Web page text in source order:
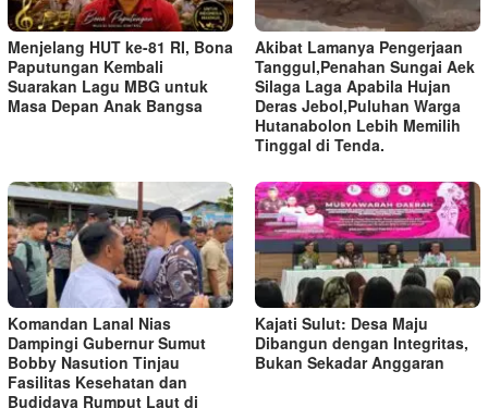
Menjelang HUT ke-81 RI, Bona
Paputungan Kembali
Suarakan Lagu MBG untuk
Masa Depan Anak Bangsa
Akibat Lamanya Pengerjaan
Tanggul,Penahan Sungai Aek
Silaga Laga Apabila Hujan
Deras Jebol,Puluhan Warga
Hutanabolon Lebih Memilih
Tinggal di Tenda.
Komandan Lanal Nias
Dampingi Gubernur Sumut
Bobby Nasution Tinjau
Fasilitas Kesehatan dan
Budidaya Rumput Laut di
Kajati Sulut: Desa Maju
Dibangun dengan Integritas,
Bukan Sekadar Anggaran